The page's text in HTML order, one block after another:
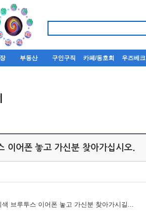
부동산 구인구직 카페/동호회 우즈베크
이어폰 놓고 가신분 찾아가십시오.
브루투스 이어폰 놓고 가신분 찾아가시길...